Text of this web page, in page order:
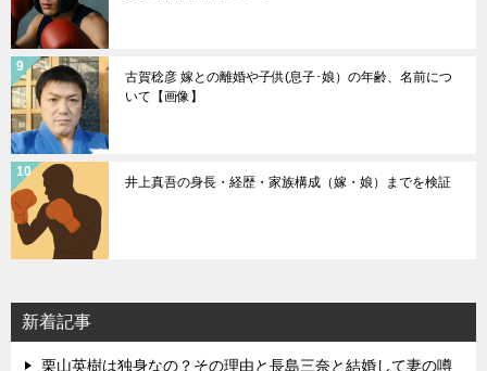
古賀稔彦 嫁との離婚や子供(息子･娘）の年齢、名前につ
いて【画像】
井上真吾の身長・経歴・家族構成（嫁・娘）までを検証
新着記事
栗山英樹は独身なの？その理由と長島三奈と結婚して妻の噂